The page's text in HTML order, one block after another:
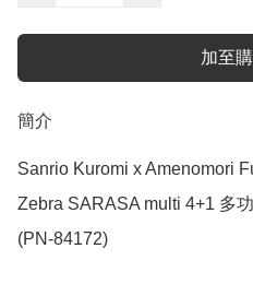
加至
簡介
Sanrio Kuromi x Amenomori
Zebra SARASA multi 4+1 多
(PN-84172)